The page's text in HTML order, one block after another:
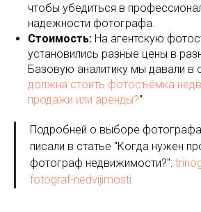
чтобы убедиться в
надежности фотографа.
Стоимость: На агентскую
установились разные цены в
Базовую аналитику мы давали в
должна стоить фотосъёмка
продажи или аренды?"
Подробней о выборе
писали в статье "Когда нужен
фотограф недвижимости?":
fotograf-nedvijimosti